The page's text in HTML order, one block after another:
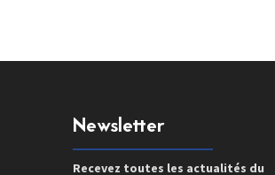
Newsletter
Recevez toutes les actualités du